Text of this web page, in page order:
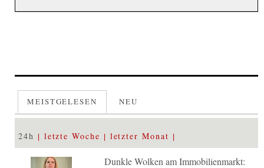
MEISTGELESEN NEU
24h letzte Woche letzter Monat
Dunkle Wolken am Immobilienmarkt: